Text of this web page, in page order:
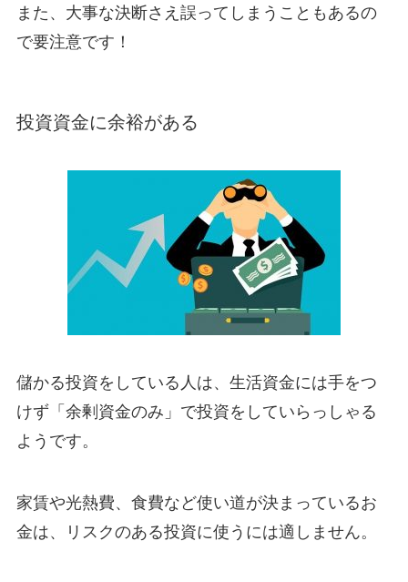
また、大事な決断さえ誤ってしまうこともあるの
で要注意です！
投資資金に余裕がある
儲かる投資をしている人は、生活資金には手をつ
けず「余剰資金のみ」で投資をしていらっしゃる
ようです。
家賃や光熱費、食費など使い道が決まっているお
金は、リスクのある投資に使うには適しません。